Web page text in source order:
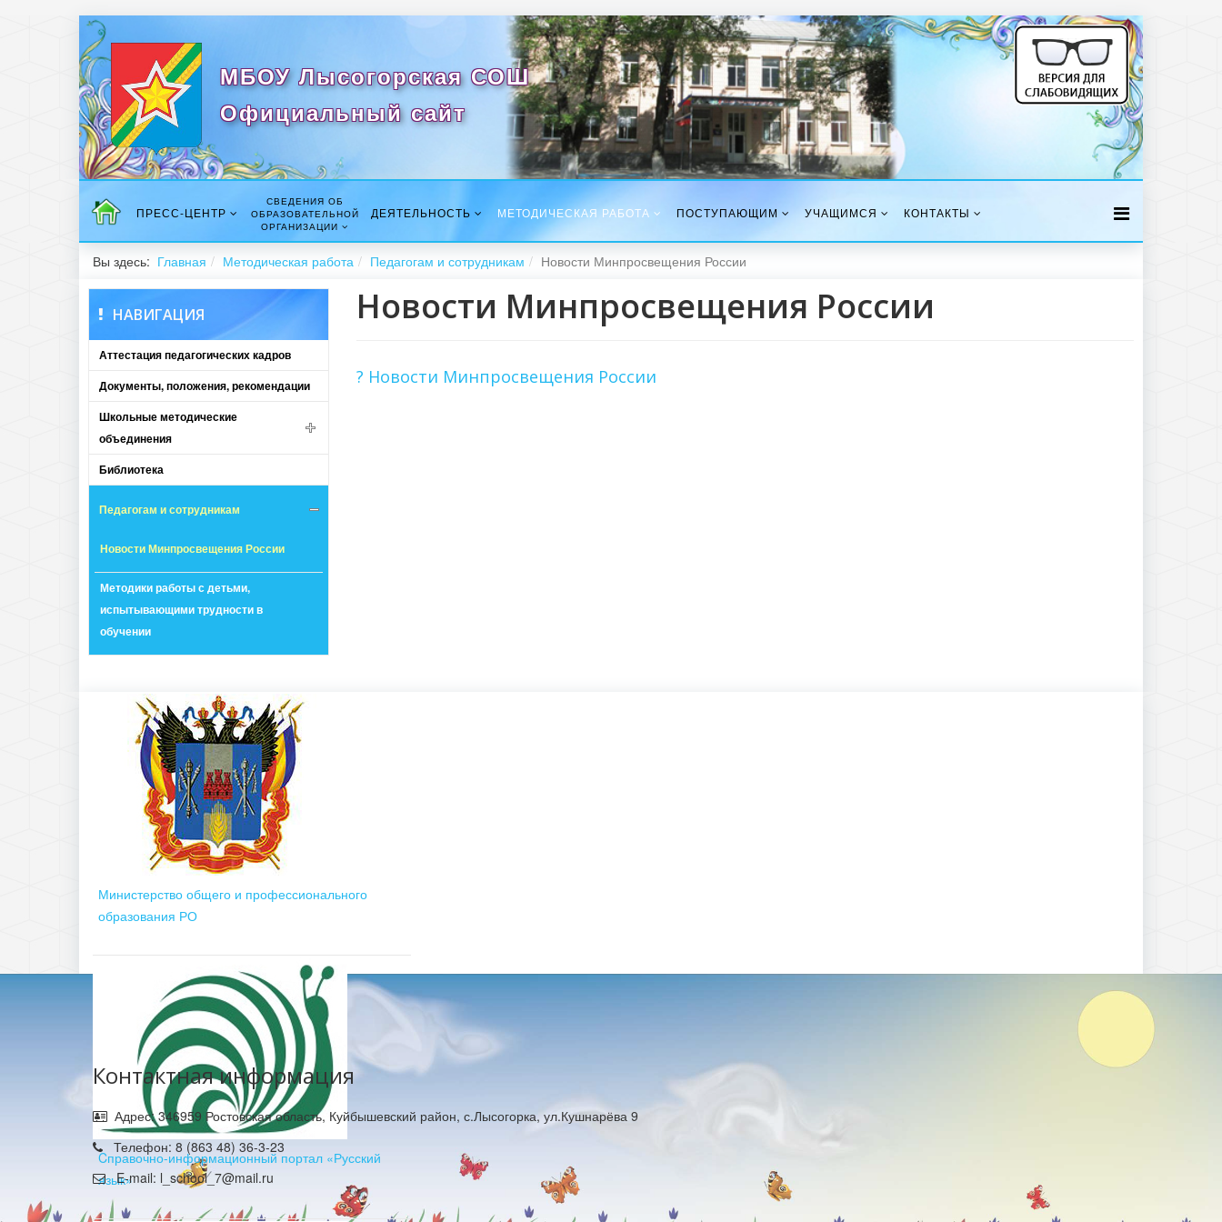
МБОУ Лысогорская СОШ
Официальный сайт
ПРЕСС-ЦЕНТР
СВЕДЕНИЯ ОБ
ОБРАЗОВАТЕЛЬНОЙ
ОРГАНИЗАЦИИ
ДЕЯТЕЛЬНОСТЬ МЕТОДИЧЕСКАЯ РАБОТА ПОСТУПАЮЩИМ УЧАЩИМСЯ КОНТАКТЫ
Вы здесь: Главная Методическая работа Педагогам и сотрудникам Новости Минпросвещения России
НАВИГАЦИЯ
Аттестация педагогических кадров
Документы, положения, рекомендации
Школьные методические
объединения
Библиотека
Педагогам и сотрудникам
Новости Минпросвещения России
Методики работы с детьми,
испытывающими трудности в
обучении
Новости Минпросвещения России
? Новости Минпросвещения России
Министерство общего и профессионального
образования РО
Cправочно-информационный портал «Русский
язык»
Контактная информация
Адрес: 346959 Ростовская область, Куйбышевский район, с.Лысогорка, ул.Кушнарёва 9
Телефон: 8 (863 48) 36-3-23
E-mail: l_school_7@mail.ru